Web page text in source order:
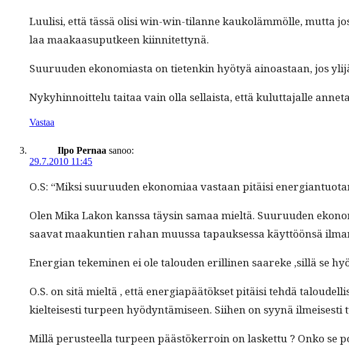
Luulisi, että tässä olisi win-win-tilanne kaukoläm­mölle, mut­ta
laa maakaa­suput­keen kiinnitettynä.
Suu­ru­u­den ekono­mi­as­ta on tietenkin hyö­tyä ain­oas­taan, jos
Nyky­hin­noit­telu taitaa vain olla sel­l­aista, että kulut­ta­jalle
Vastaa
Ilpo Pernaa sanoo:
29.7.2010 11:45
O.S: “Mik­si suu­ru­u­den ekono­mi­aa vas­taan pitäisi
Olen Mika Lakon kanssa täysin samaa mieltä. Suu­ru­u­den
saa­vat maakun­tien rahan muus­sa tapauk­ses­sa käyt­töön­sä
Ener­gian tekem­i­nen ei ole talouden erilli­nen saareke ‚sil­lä se
O.S. on sitä mieltä , että ener­giapäätök­set pitäisi tehdä
kiel­teis­es­ti turpeen hyö­dyn­tämiseen. Siihen on syynä
Mil­lä perus­teel­la turpeen päästök­er­roin on las­ket­tu ? Onko